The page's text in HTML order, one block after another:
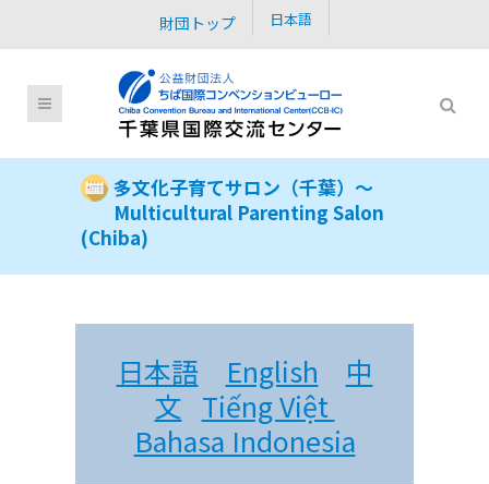
財団トップ 日本語
多文化子育てサロン（千葉）～
Multicultural Parenting Salon
(Chiba)
日本語 English
中
文 Tiếng Việt
Bahasa Indonesia